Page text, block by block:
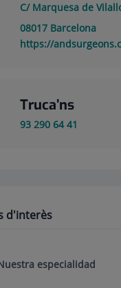
C/ Marquesa de
08017 Barcelona
https://
Truca’ns
93 290 64 41
d'interès
especialidad